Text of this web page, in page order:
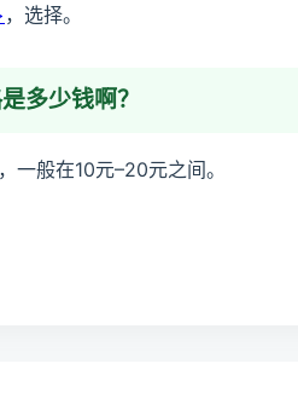
，选择。
多少钱啊？
一般在10元–20元之间。